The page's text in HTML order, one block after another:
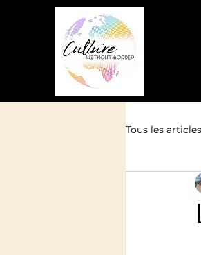
Tous les articles